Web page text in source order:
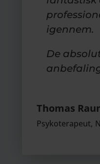
igennem.
De
Thomas
Psykoterapeut,